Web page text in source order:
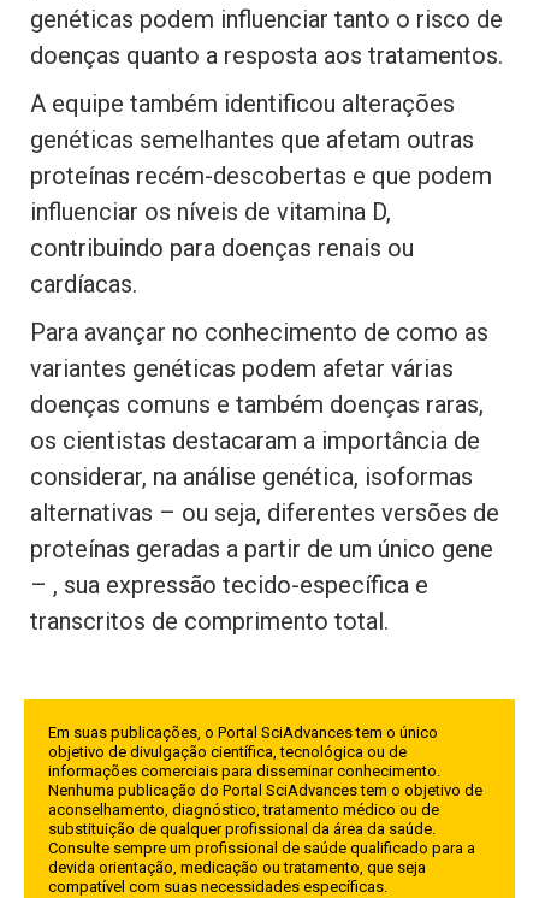
genéticas podem influenciar tanto o risco de
doenças quanto a resposta aos tratamentos.
A equipe também identificou alterações
genéticas semelhantes que afetam outras
proteínas recém-descobertas e que podem
influenciar os níveis de vitamina D,
contribuindo para doenças renais ou
cardíacas.
Para avançar no conhecimento de como as
variantes genéticas podem afetar várias
doenças comuns e também doenças raras,
os cientistas destacaram a importância de
considerar, na análise genética, isoformas
alternativas – ou seja, diferentes versões de
proteínas geradas a partir de um único gene
– , sua expressão tecido-específica e
transcritos de comprimento total.
Em suas publicações, o Portal SciAdvances tem o único
objetivo de divulgação científica, tecnológica ou de
informações comerciais para disseminar conhecimento.
Nenhuma publicação do Portal SciAdvances tem o objetivo de
aconselhamento, diagnóstico, tratamento médico ou de
substituição de qualquer profissional da área da saúde.
Consulte sempre um profissional de saúde qualificado para a
devida orientação, medicação ou tratamento, que seja
compatível com suas necessidades específicas.